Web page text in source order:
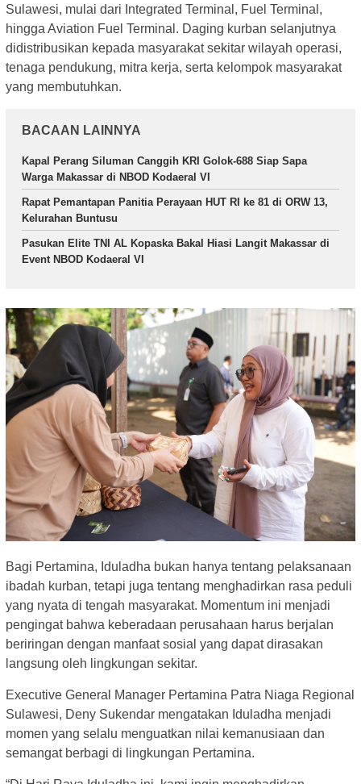
Sulawesi, mulai dari Integrated Terminal, Fuel Terminal,
hingga Aviation Fuel Terminal. Daging kurban selanjutnya
didistribusikan kepada masyarakat sekitar wilayah operasi,
tenaga pendukung, mitra kerja, serta kelompok masyarakat
yang membutuhkan.
BACAAN LAINNYA
Kapal Perang Siluman Canggih KRI Golok-688 Siap Sapa
Warga Makassar di NBOD Kodaeral VI
Rapat Pemantapan Panitia Perayaan HUT RI ke 81 di ORW 13,
Kelurahan Buntusu
Pasukan Elite TNI AL Kopaska Bakal Hiasi Langit Makassar di
Event NBOD Kodaeral VI
Bagi Pertamina, Iduladha bukan hanya tentang pelaksanaan
ibadah kurban, tetapi juga tentang menghadirkan rasa peduli
yang nyata di tengah masyarakat. Momentum ini menjadi
pengingat bahwa keberadaan perusahaan harus berjalan
beriringan dengan manfaat sosial yang dapat dirasakan
langsung oleh lingkungan sekitar.
Executive General Manager Pertamina Patra Niaga Regional
Sulawesi, Deny Sukendar mengatakan Iduladha menjadi
momen yang selalu menguatkan nilai kemanusiaan dan
semangat berbagi di lingkungan Pertamina.